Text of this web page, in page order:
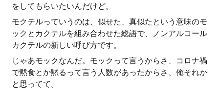
をしてもらいたいんだけど。
モクテルっていうのは、似せた、真似たという意味のモ
ックとカクテルを組み合わせた総語で、ノンアルコール
カクテルの新しい呼び方です。
じゃあモックなんだ。モックって言うからさ、コロナ禍
で黙食とか黙るって言う人数があったからさ、俺それか
と思ってて。